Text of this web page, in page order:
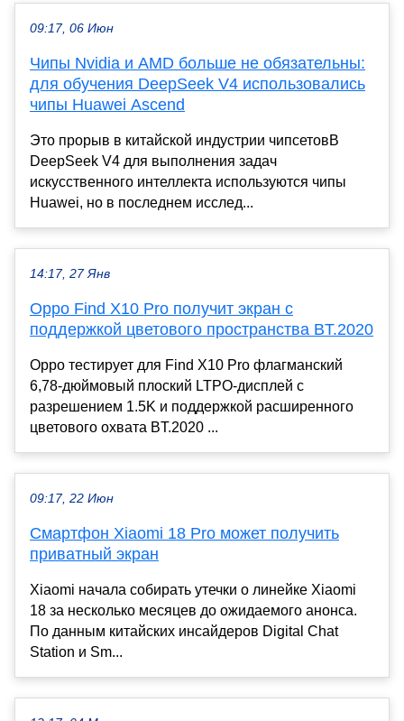
09:17, 06 Июн
Чипы Nvidia и AMD больше не обязательны:
для обучения DeepSeek V4 использовались
чипы Huawei Ascend
Это прорыв в китайской индустрии чипсетовВ
DeepSeek V4 для выполнения задач
искусственного интеллекта используются чипы
Huawei, но в последнем исслед...
14:17, 27 Янв
Oppo Find X10 Pro получит экран с
поддержкой цветового пространства BT.2020
Oppo тестирует для Find X10 Pro флагманский
6,78-дюймовый плоский LTPO-дисплей с
разрешением 1.5K и поддержкой расширенного
цветового охвата BT.2020 ...
09:17, 22 Июн
Смартфон Xiaomi 18 Pro может получить
приватный экран
Xiaomi начала собирать утечки о линейке Xiaomi
18 за несколько месяцев до ожидаемого анонса.
По данным китайских инсайдеров Digital Chat
Station и Sm...